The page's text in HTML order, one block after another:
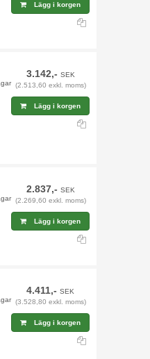
Lägg i korgen
3.142,- SEK
(2.513,60 exkl. moms)
Lägg i korgen
2.837,- SEK
(2.269,60 exkl. moms)
Lägg i korgen
4.411,-SEK
(3.528,80 exkl. moms)
Lägg i korgen